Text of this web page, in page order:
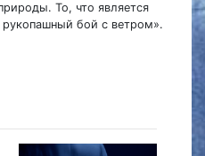
То, что является
бой с ветром».